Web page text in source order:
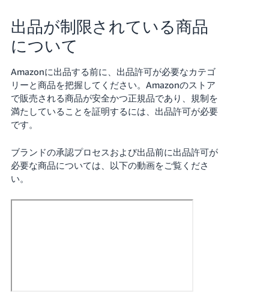
-
KR
本
語
-
JP
English
- JP
ロ
グ
ン
さ
く
始
め
出品が制限されている商品
について
Amazonに出品する前に、出品許可が必要なカテゴ
リーと商品を把握してください。Amazonのストア
で販売される商品が安全かつ正規品であり、規制を
満たしていることを証明するには、出品許可が必要
です。
ブランドの承認プロセスおよび出品前に出品許可が
必要な商品については、以下の動画をご覧くださ
い。